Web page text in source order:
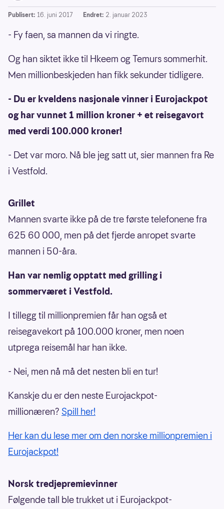
Publisert: 16. juni 2017 Endret: 2. januar 2023
- Fy faen, sa mannen da vi ringte.
Og han siktet ikke til Hkeem og Temurs sommerhit.
Men millionbeskjeden han fikk sekunder tidligere.
- Du er kveldens nasjonale vinner i Eurojackpot
og har vunnet 1 million kroner + et reisegavort
med verdi 100.000 kroner!
- Det var moro. Nå ble jeg satt ut, sier mannen fra Re
i Vestfold.
Grillet
Mannen svarte ikke på de tre første telefonene fra
625 60 000, men på det fjerde anropet svarte
mannen i 50-åra.
Han var nemlig opptatt med grilling i
sommerværet i Vestfold.
I tillegg til millionpremien får han også et
reisegavekort på 100.000 kroner, men noen
utprega reisemål har han ikke.
- Nei, men nå må det nesten bli en tur!
Kanskje du er den neste Eurojackpot-
millionæren? Spill her!
Her kan du lese mer om den norske millionpremien i
Eurojackpot!
Norsk tredjepremievinner
Følgende tall ble trukket ut i Eurojackpot-